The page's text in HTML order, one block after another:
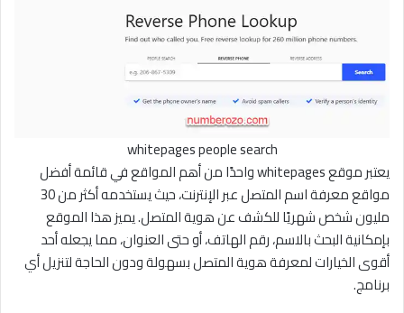
whitepages people search
يعتبر موقع whitepages واحدًا من أهم المواقع في قائمة أفضل
مواقع معرفة اسم المتصل عبر الإنترنت، حيث يستخدمه أكثر من 30
مليون شخص شهريًا للكشف عن هوية المتصل. يميز هذا الموقع
بإمكانية البحث بالاسم، رقم الهاتف، أو حتى العنوان، مما يجعله أحد
أقوى الخيارات لمعرفة هوية المتصل بسهولة ودون الحاجة لتنزيل أي
برنامج.